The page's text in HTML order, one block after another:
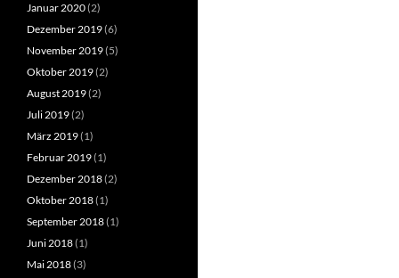
Januar 2020(2)
Dezember 2019(6)
November 2019(5)
Oktober 2019(2)
August 2019(2)
Juli 2019(2)
März 2019(1)
Februar 2019(1)
Dezember 2018(2)
Oktober 2018(1)
September 2018(1)
Juni 2018(1)
Mai 2018(3)